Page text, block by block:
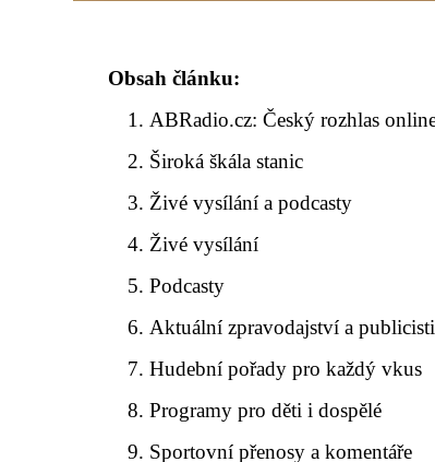
Obsah článku:
ABRadio.cz: Český rozhlas
Široká škála stanic
Živé vysílání a podcasty
Živé vysílání
Podcasty
Aktuální zpravodajství a
Hudební pořady pro každý vkus
Programy pro děti i dospělé
Sportovní přenosy a komentáře